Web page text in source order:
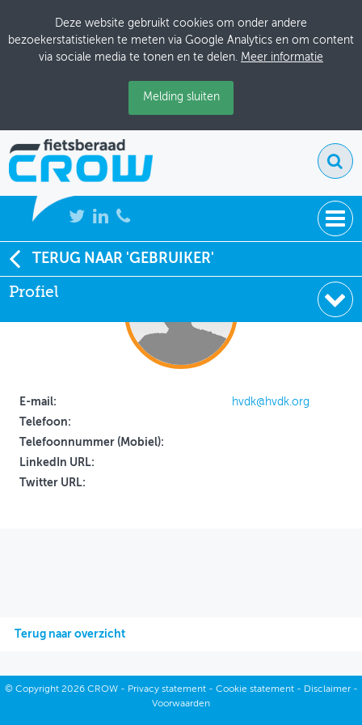
Deze website gebruikt cookies om onder andere
bezoekerstatistieken te meten via Google Analytics en om content
via sociale media te tonen en te delen. Meer informatie
Melding sluiten
NIEUWS
BIJEENKOMSTEN
KENNISBANK
OVER FIETSBERAAD
THEMASITES
MIJN PROFIEL
TERUG NAAR 'GEBRUIKER'
Profiel
Terug naar overzicht
E-mail:
hvdk@hvdk.org
Telefoon:
Telefoonnummer (Mobiel):
LinkedIn URL:
Twitter URL:
© Copyright2026 CROW - Privacy statement- Cookie statement- Disclaimer-
Voorwaarden